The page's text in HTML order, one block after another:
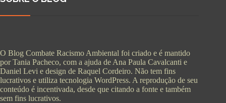
O Blog Combate Racismo Ambiental foi criado e é mantido
por Tania Pacheco, com a ajuda de Ana Paula Cavalcanti e
Daniel Levi e design de Raquel Cordeiro. Não tem fins
lucrativos e utiliza tecnologia WordPress. A reprodução de seu
conteúdo é incentivada, desde que citando a fonte e também
sem fins lucrativos.